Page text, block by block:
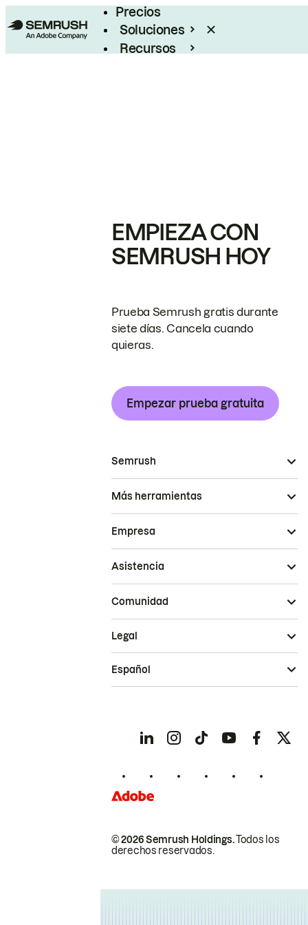
Precios
Soluciones
Recursos
EMPIEZA CON
SEMRUSH HOY
Prueba Semrush gratis durante
siete días. Cancela cuando
quieras.
Empezar prueba gratuita
Semrush
Más herramientas
Empresa
Asistencia
Comunidad
© 2026 Semrush Holdings.Todos los
derechos reservados.
Legal
Español